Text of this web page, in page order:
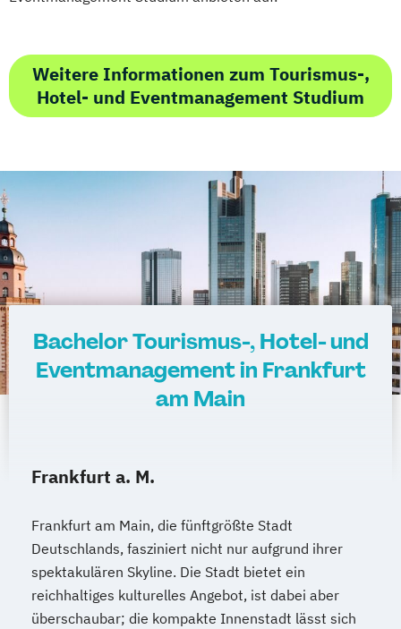
Weitere Informationen zum Tourismus-,
Hotel- und Eventmanagement Studium
Bachelor Tourismus-, Hotel- und
Eventmanagement in Frankfurt
am Main
Frankfurt a. M.
Frankfurt am Main, die fünftgrößte Stadt
Deutschlands, fasziniert nicht nur aufgrund ihrer
spektakulären Skyline. Die Stadt bietet ein
reichhaltiges kulturelles Angebot, ist dabei aber
überschaubar; die kompakte Innenstadt lässt sich